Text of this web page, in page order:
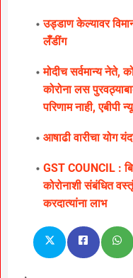
उड्डाण केल्यावर
लॅँडींग
मोदीच सर्वमान्य नेते,
कोरोना लस
परिणाम नाही, एबीपी
आषाढी वारीचा योग
GST COUNCIL :
कोरोनाशी संबंधित
करदात्यांना लाभ